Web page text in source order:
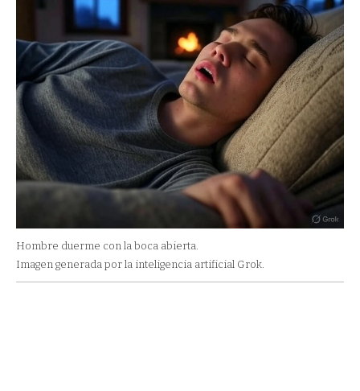
Hombre duerme con la boca abierta.
Imagen generada por la inteligencia artificial Grok.